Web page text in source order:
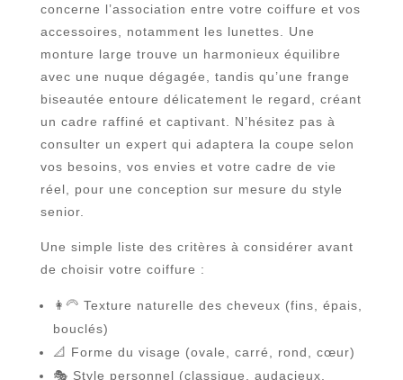
concerne l’association entre votre coiffure et vos
accessoires, notamment les lunettes. Une
monture large trouve un harmonieux équilibre
avec une nuque dégagée, tandis qu’une frange
biseautée entoure délicatement le regard, créant
un cadre raffiné et captivant. N’hésitez pas à
consulter un expert qui adaptera la coupe selon
vos besoins, vos envies et votre cadre de vie
réel, pour une conception sur mesure du style
senior.
Une simple liste des critères à considérer avant
de choisir votre coiffure :
👩‍🦳 Texture naturelle des cheveux (fins, épais,
bouclés)
📐 Forme du visage (ovale, carré, rond, cœur)
🎭 Style personnel (classique, audacieux,